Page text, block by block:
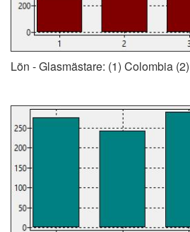
Lön - Glasmästare: (1) Colombia